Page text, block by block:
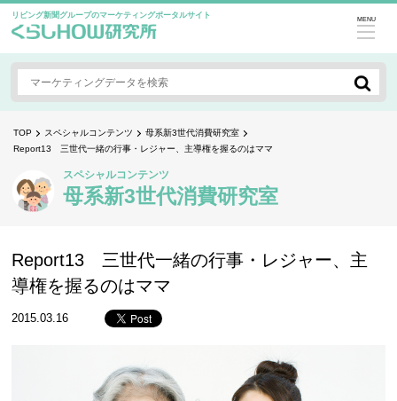
リビング新聞グループのマーケティングポータルサイト MENU
TOP スペシャルコンテンツ
母系新3世代消費研究室
Report13 三世代一緒の行事・レジャー、主導権を握るのはママ
スペシャルコンテンツ
母系新3世代消費研究室
Report13 三世代一緒の行事・レジャー、主
導権を握るのはママ
2015.03.16